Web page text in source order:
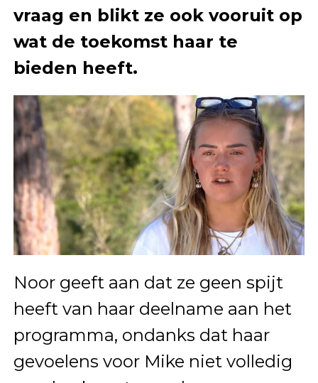
vraag en blikt ze ook vooruit op
wat de toekomst haar te
bieden heeft.
Noor geeft aan dat ze geen spijt
heeft van haar deelname aan het
programma, ondanks dat haar
gevoelens voor Mike niet volledig